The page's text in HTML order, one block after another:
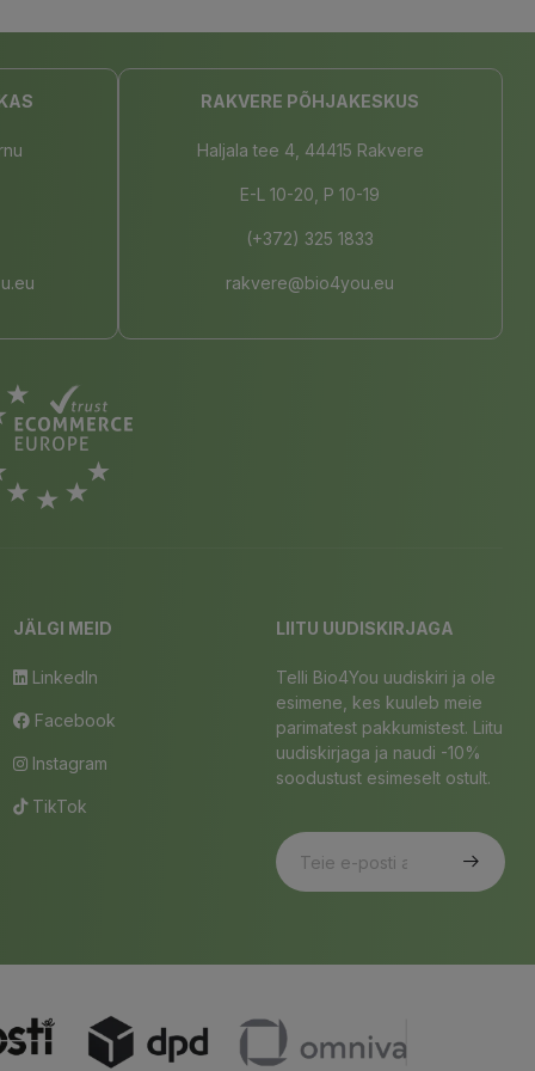
RAKVERE PÕHJAKESKUS
Haljala tee 4, 44415 Rakvere
E-L 10-20, P 10-19
(+372) 325 1833
rakvere@bio4you.eu
JÄLGI MEID
LinkedIn
Facebook
Instagram
TikTok
LIITU UUDISKIRJAGA
Telli Bio4You uudiskiri ja ole
esimene, kes kuuleb meie
parimatest pakkumistest. Liitu
uudiskirjaga ja naudi -10%
soodustust esimeselt ostult.